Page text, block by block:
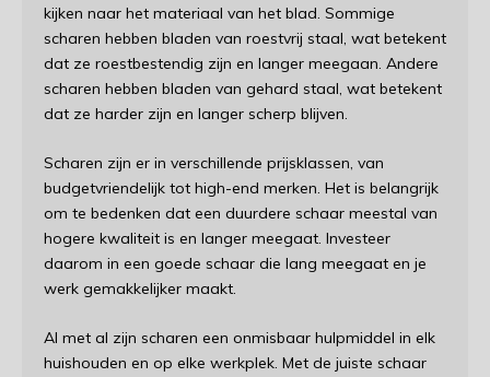
kijken naar het materiaal van het blad. Sommige
scharen hebben bladen van roestvrij staal, wat betekent
dat ze roestbestendig zijn en langer meegaan. Andere
scharen hebben bladen van gehard staal, wat betekent
dat ze harder zijn en langer scherp blijven.
Scharen zijn er in verschillende prijsklassen, van
budgetvriendelijk tot high-end merken. Het is belangrijk
om te bedenken dat een duurdere schaar meestal van
hogere kwaliteit is en langer meegaat. Investeer
daarom in een goede schaar die lang meegaat en je
werk gemakkelijker maakt.
Al met al zijn scharen een onmisbaar hulpmiddel in elk
huishouden en op elke werkplek. Met de juiste schaar